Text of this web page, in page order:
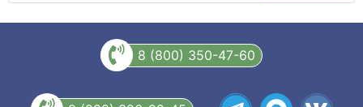
8 (800) 350-47-60